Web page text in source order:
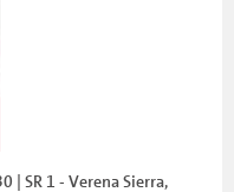
| SR 1 - Verena Sierra,